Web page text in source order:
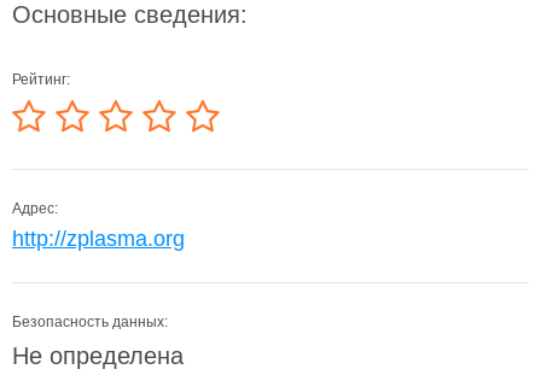
Основные сведения:
Рейтинг:
Адрес:
http://zplasma.org
Безопасность данных:
Не определена